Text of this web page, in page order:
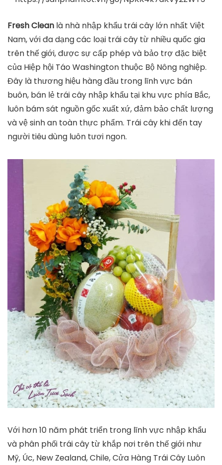
Fresh Clean là nhà nhập khẩu trái cây lớn nhất Việt
Nam, với đa dạng các loại trái cây từ nhiều quốc gia
trên thế giới, được sự cấp phép và bảo trợ đặc biệt
của Hiệp hội Táo Washington thuộc Bộ Nông nghiệp.
Đây là thương hiệu hàng đầu trong lĩnh vực bán
buôn, bán lẻ trái cây nhập khẩu tại khu vực phía Bắc,
luôn bám sát nguồn gốc xuất xứ, đảm bảo chất lượng
và vệ sinh an toàn thực phẩm. Trái cây khi đến tay
người tiêu dùng luôn tươi ngon.
Với hơn 10 năm phát triển trong lĩnh vực nhập khẩu
và phân phối trái cây từ khắp nơi trên thế giới như
Mỹ, Úc, New Zealand, Chile, Cửa Hàng Trái Cây Luôn